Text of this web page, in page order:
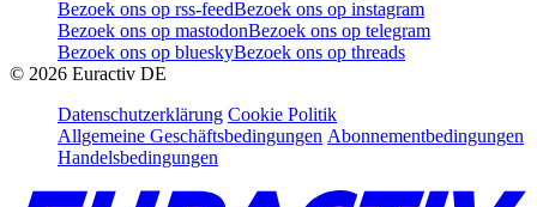
Bezoek ons op rss-feedBezoek ons op instagram
Bezoek ons op mastodonBezoek ons op telegram
Bezoek ons op blueskyBezoek ons op threads
© 2026 Euractiv DE
Datenschutzerklärung Cookie Politik
Allgemeine Geschäftsbedingungen Abonnementbedingungen
Handelsbedingungen